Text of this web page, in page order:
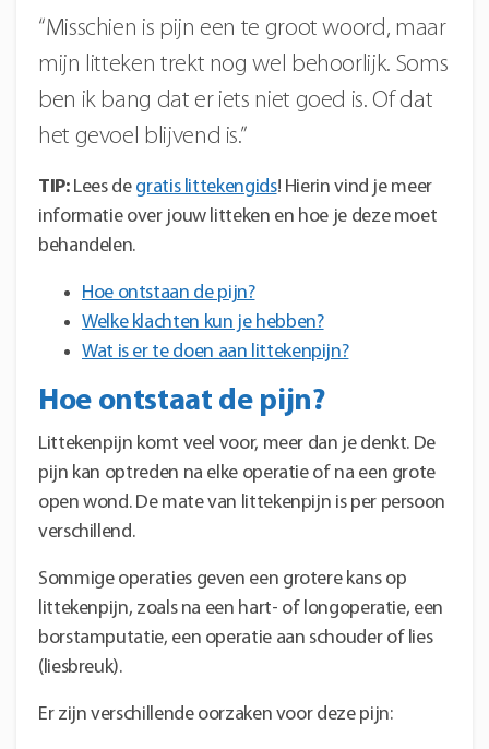
“Misschien is pijn een te groot woord, maar
mijn litteken trekt nog wel behoorlijk. Soms
ben ik bang dat er iets niet goed is. Of dat
het gevoel blijvend is.”
TIP:Lees de gratis littekengids! Hierin vind je meer
informatie over jouw litteken en hoe je deze moet
behandelen.
Hoe ontstaan de pijn?
Welke klachten kun je hebben?
Wat is er te doen aan littekenpijn?
Hoe ontstaat de pijn?
Littekenpijn komt veel voor, meer dan je denkt. De
pijn kan optreden na elke operatie of na een grote
open wond. De mate van littekenpijn is per persoon
verschillend.
Sommige operaties geven een grotere kans op
littekenpijn, zoals na een hart- of longoperatie, een
borstamputatie, een operatie aan schouder of lies
(liesbreuk).
Er zijn verschillende oorzaken voor deze pijn: